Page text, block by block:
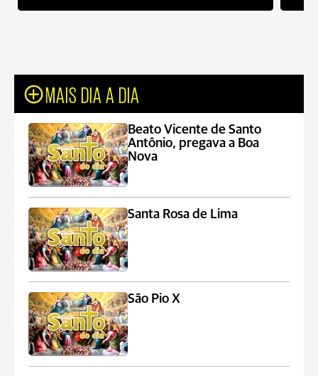
MAIS DIA A DIA
Beato Vicente de Santo
Antônio, pregava a Boa
Nova
Santa Rosa de Lima
São Pio X